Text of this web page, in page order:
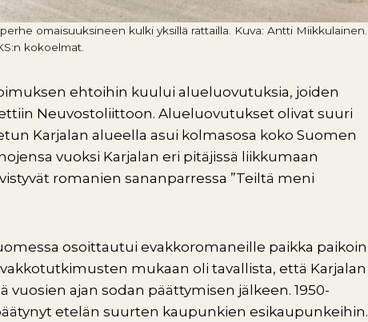
omaisuuksineen kulki yksillä rattailla. Kuva: Antti Miikkulainen.
kokoelmat.
ehtoihin kuului alueluovutuksia, joiden
Neuvostoliittoon. Alueluovutukset olivat suuri
Karjalan alueella asui kolmasosa koko Suomen
vuoksi Karjalan eri pitäjissä liikkumaan
romanien sananparressa ”Teiltä meni
osoittautui evakkoromaneille paikka paikoin
mukaan oli tavallista, että Karjalan
ajan sodan päättymisen jälkeen. 1950-
etelän suurten kaupunkien esikaupunkeihin.